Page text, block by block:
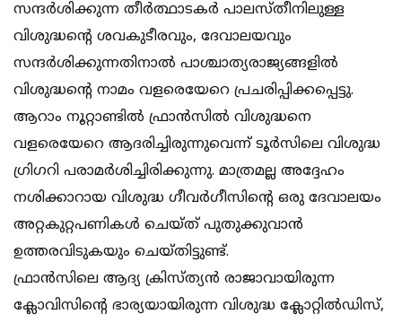
സന്ദര്‍ശിക്കുന്ന തീര്‍ത്ഥാടകര്‍ പാലസ്തീനിലുള്ള
വിശുദ്ധന്റെ ശവകുടീരവും, ദേവാലയവും
സന്ദര്‍ശിക്കുന്നതിനാല്‍ പാശ്ചാത്യരാജ്യങ്ങളില്‍
വിശുദ്ധന്റെ നാമം വളരെയേറെ പ്രചരിപ്പിക്കപ്പെട്ടു.
ആറാം നൂറ്റാണ്ടില്‍ ഫ്രാന്‍സില്‍ വിശുദ്ധനെ
വളരെയേറെ ആദരിച്ചിരുന്നുവെന്ന് ടൂര്‍സിലെ വിശുദ്ധ
ഗ്രിഗറി പരാമര്‍ശിച്ചിരിക്കുന്നു. മാത്രമല്ല അദ്ദേഹം
നശിക്കാറായ വിശുദ്ധ ഗീവര്‍ഗീസിന്റെ ഒരു ദേവാലയം
അറ്റകുറ്റപണികള്‍ ചെയ്ത് പുതുക്കുവാന്‍
ഉത്തരവിടുകയും ചെയ്തിട്ടുണ്ട്.
ഫ്രാന്‍സിലെ ആദ്യ ക്രിസ്ത്യന്‍ രാജാവായിരുന്ന
ക്ലോവിസിന്റെ ഭാര്യയായിരുന്ന വിശുദ്ധ ക്ലോറ്റില്‍ഡിസ്,